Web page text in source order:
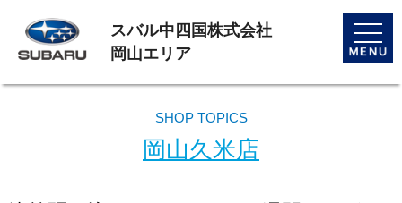
toggle
スバル中四国株式会社
岡山エリア
SHOP TOPICS
岡山久米店